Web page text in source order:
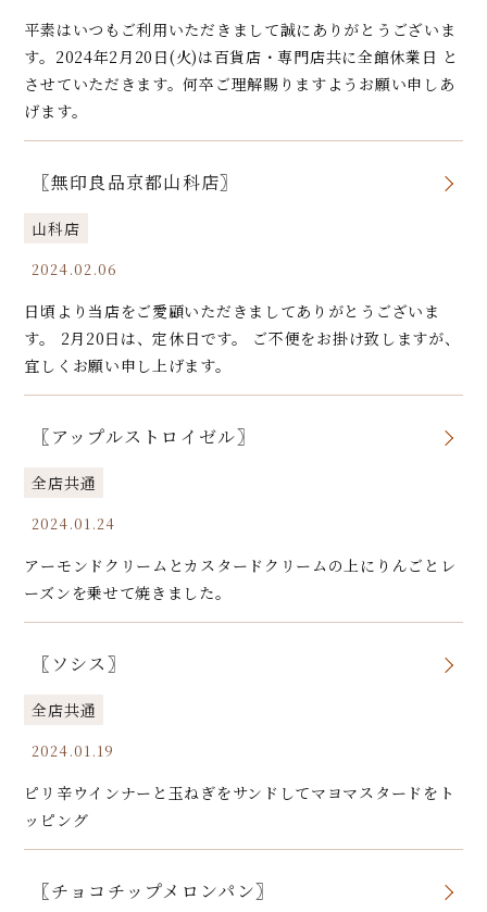
平素はいつもご利用いただきまして誠にありがとうございま
す。2024年2月20日(火)は百貨店・専門店共に全館休業日 と
させていただきます。何卒ご理解賜りますようお願い申しあ
げます。
〖無印良品京都山科店〗
山科店
2024.02.06
日頃より当店をご愛顧いただきましてありがとうございま
す。 2月20日は、定休日です。 ご不便をお掛け致しますが、
宜しくお願い申し上げます。
〖アップルストロイゼル〗
全店共通
2024.01.24
アーモンドクリームとカスタードクリームの上にりんごとレ
ーズンを乗せて焼きました。
〖ソシス〗
全店共通
2024.01.19
ピリ辛ウインナーと玉ねぎをサンドしてマヨマスタードをト
ッピング
〖チョコチップメロンパン〗